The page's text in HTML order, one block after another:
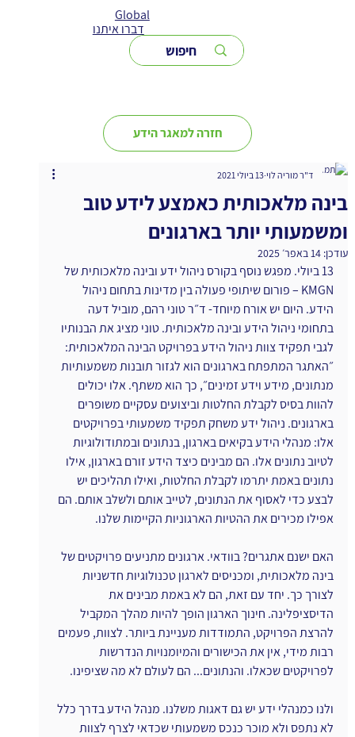
Global
דברו איתנו
חזרה למאגר הידע
בינה מלאכותית כאמצע לידע טוב
ומשמעותי יותר בארגונים
ד"ר מוריה לוי 13 ביולי 2021
עודכן: 14 באפר׳ 2025
13 ביולי. מפגש נוסף בקורס ניהול ידע ובינה מלאכותית של
KMGN – פורום שיתופי פעולה בין מדינות בתחום ניהול
הידע. היום יש אורח מיוחד- ד״ר טוני רהם, מוביל דעה
בתחומי ניהול הידע ובינה מלאכותית. טוני מציג את הבנותיו
לגבי תפקיד צוות ניהול הידע בפרויקט הבינה המלאכותית:
״האתגר המתפתח בארגונים הוא לגזור תובנות משמעותיות
מנתונים, מידע וידע זמינים״, כך הוא משתף. אלו יכולים
להוות בסיס לקבלת החלטות וביצועים עסקיים משופרים
בארגונים. ניהול ידע משחק תפקיד משמעותי בפרויקטים
אלו: מנהלי הידע בקיאים בארגון, בנתונים ובמתודולוגיות
לטיוב נתונים אלו. הם מבינים כיצד הידע זורם בארגון, אילו
נתונים באמת יתרמו לקבלת החלטות, ואילו תהליכים יש
לבצע כדי לאסוף את הנתונים, לטייב אותם ולשלב אותם. הם
אפילו מכירים את ההטיות הארגוניות הקיימות שלנו.
האם ישנם אתגרים? בוודאי. ארגונים מתניעים פרויקטים של
בינה מלאכותית, ומכניסים לארגון טכנולוגיות חדשניות
לצורך כך. יחד עם זאת, הם לא באמת מבינים את
הדיסציפלינה. חינוך הארגון הופך להיות מהלך המקביל
להרצת הפרויקט, התמודדות מעניינת ביותר. לצוות, פעמים
רבות מידי, אין את הכישורים והמיומנויות הנדרשות
לפרויקטים שכאלו. והנתונים... הם לעולם לא מה שציפינו.
ולנו כמנהלי ידע יש גם דאגות משלנו. מנהל הידע בדרך כלל
לא נתפס ולא מוכר כנכס משמעותי שכדאי לצרף לצוות